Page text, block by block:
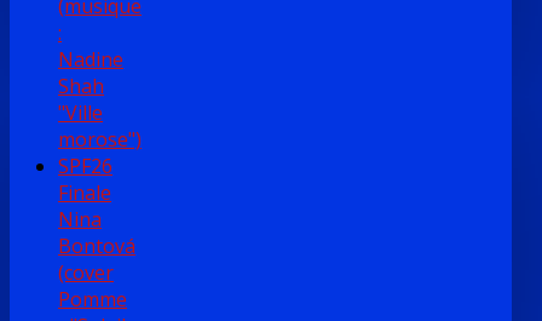
(musique
:
Nadine
Shah
"Ville
morose")
SPF26
Finale
Nina
Bontová
(cover
Pomme